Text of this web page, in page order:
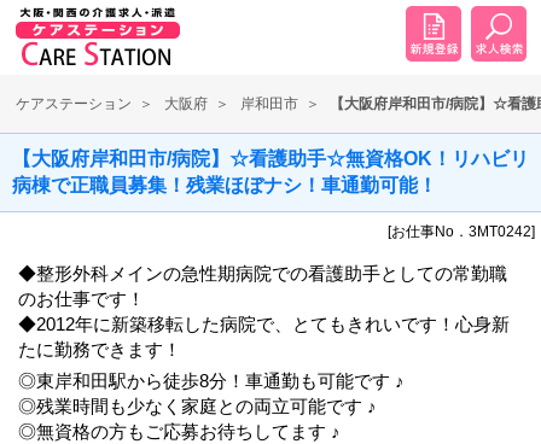
ケアステーション 大阪府 岸和田市 【大阪府岸和田市/病院】☆看
【大阪府岸和田市/病院】☆看護助手☆無資格OK！リハビリ
病棟で正職員募集！残業ほぼナシ！車通勤可能！
[お仕事No．3MT0242]
◆整形外科メインの急性期病院での看護助手としての常勤職
のお仕事です！
◆2012年に新築移転した病院で、とてもきれいです！心身新
たに勤務できます！
◎東岸和田駅から徒歩8分！車通勤も可能です ♪
◎残業時間も少なく家庭との両立可能です ♪
◎無資格の方もご応募お待ちしてます ♪